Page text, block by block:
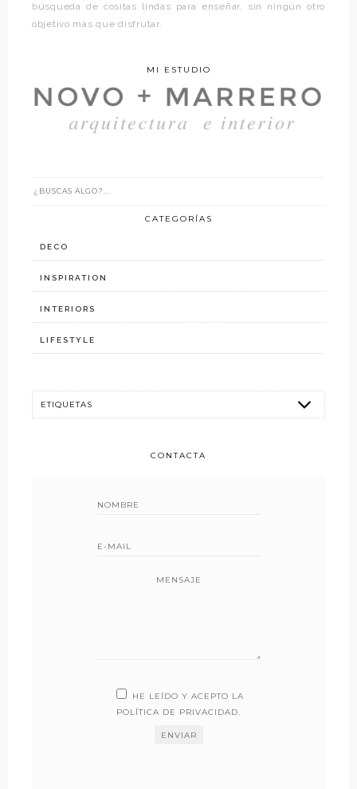
búsqueda de cositas lindas para enseñar, sin ningún otro
objetivo más que disfrutar.
MI ESTUDIO
CATEGORÍAS
DECO
INSPIRATION
INTERIORS
LIFESTYLE
CONTACTA
MENSAJE
HE LEÍDO Y ACEPTO LA
POLÍTICA DE PRIVACIDAD.